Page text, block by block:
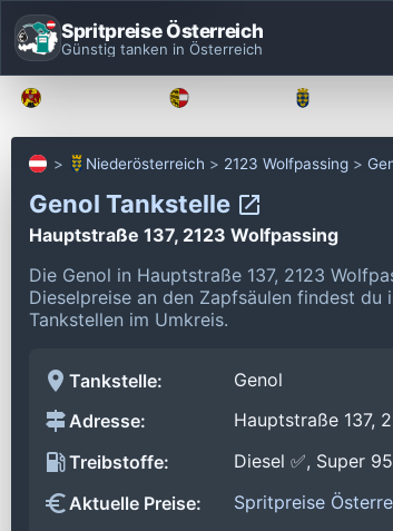
Spritpreise Österreich
Günstig tanken in Österreich
Niederösterreich 2123 Wolfpassing
Genol Tankstelle
Hauptstraße 137, 2123 Wolfpassing
Die Genol in Hauptstraße 137, 2123
Dieselpreise an den Zapfsäulen findest du
Tankstellen im Umkreis.
Tankstelle:
Genol
Adresse:
Hauptstraße 137,
Treibstoffe:
Diesel ✅, Super
Aktuelle Preise:
Spritpreise